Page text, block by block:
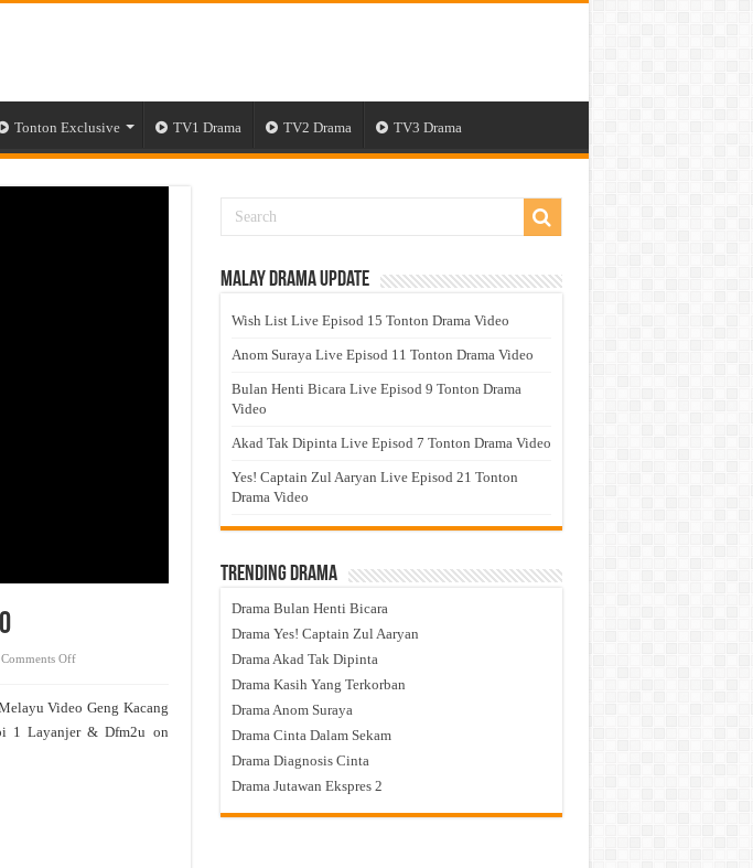
Tonton Exclusive TV1 Drama TV2 Drama TV3 Drama
Comments Offon
Live
1
Video Geng Kacang
1 Layanjer & Dfm2u on
Malay Drama Update
Wish List Live Episod 15 Tonton Drama Video
Anom Suraya Live Episod 11 Tonton Drama Video
Bulan Henti Bicara Live Episod 9 Tonton Drama
Video
Akad Tak Dipinta Live Episod 7 Tonton Drama Video
Yes! Captain Zul Aaryan Live Episod 21 Tonton
Drama Video
Trending Drama
Drama Bulan Henti Bicara
Drama Yes! Captain Zul Aaryan
Drama Akad Tak Dipinta
Drama Kasih Yang Terkorban
Drama Anom Suraya
Drama Cinta Dalam Sekam
Drama Diagnosis Cinta
Drama Jutawan Ekspres 2